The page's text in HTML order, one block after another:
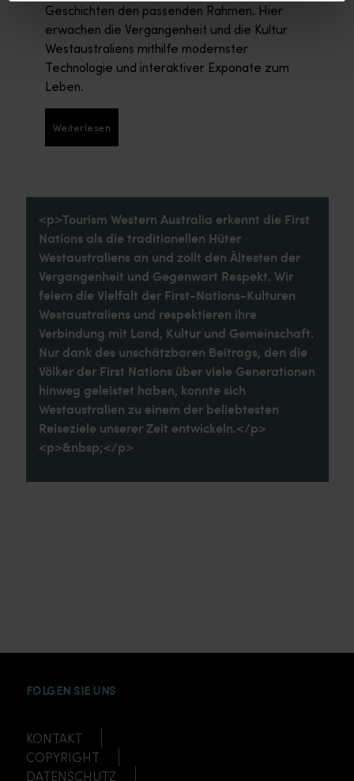
Geschichten den passenden Rahmen. Hier
erwachen die Vergangenheit und die Kultur
Westaustraliens mithilfe modernster
Technologie und interaktiver Exponate zum
Leben.
Weiterlesen
Weiterlesen
<p>Tourism Western Australia erkennt die First
Nations als die traditionellen Hüter
Westaustraliens an und zollt den Ältesten der
Vergangenheit und Gegenwart Respekt. Wir
feiern die Vielfalt der First-Nations-Kulturen
Westaustraliens und respektieren ihre
Verbindung mit Land, Kultur und Gemeinschaft.
Nur dank des unschätzbaren Beitrags, den die
Völker der First Nations über viele Generationen
hinweg geleistet haben, konnte sich
Westaustralien zu einem der beliebtesten
Reiseziele unserer Zeit entwickeln.</p>
<p>&nbsp;</p>
FOLGEN SIE UNS
KONTAKT
COPYRIGHT
DATENSCHUTZ